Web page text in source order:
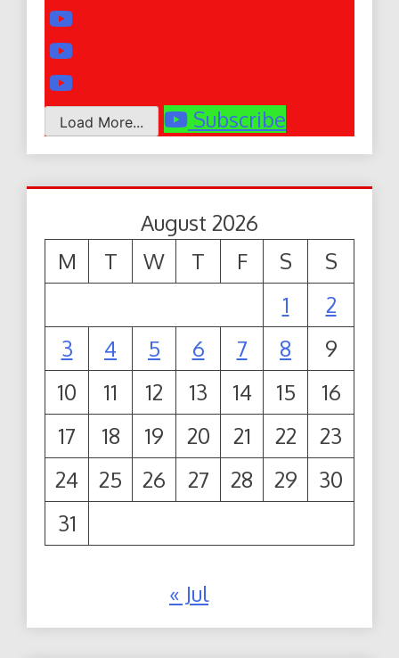
Load More... Subscribe
August 2026
M
T W T F S
S
1
2
3
4 5 6 7 8
9
10
11 12 13 14 15
16
17
18 19 20 21 22
23
24
25 26 27 28 29
30
31
« Jul